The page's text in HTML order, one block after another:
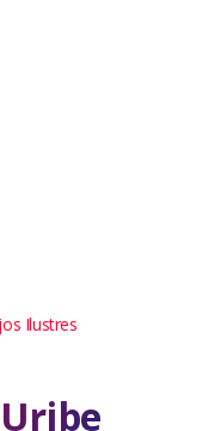
Ilustres